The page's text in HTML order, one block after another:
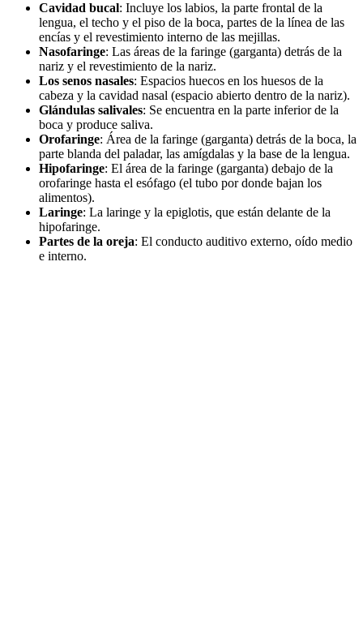
Cavidad bucal: Incluye los labios, la parte frontal de la
lengua, el techo y el piso de la boca, partes de la línea de las
encías y el revestimiento interno de las mejillas.
Nasofaringe: Las áreas de la faringe (garganta) detrás de la
nariz y el revestimiento de la nariz.
Los senos nasales: Espacios huecos en los huesos de la
cabeza y la cavidad nasal (espacio abierto dentro de la nariz).
Glándulas salivales: Se encuentra en la parte inferior de la
boca y produce saliva.
Orofaringe: Área de la faringe (garganta) detrás de la boca, la
parte blanda del paladar, las amígdalas y la base de la lengua.
Hipofaringe: El área de la faringe (garganta) debajo de la
orofaringe hasta el esófago (el tubo por donde bajan los
alimentos).
Laringe: La laringe y la epiglotis, que están delante de la
hipofaringe.
Partes de la oreja: El conducto auditivo externo, oído medio
e interno.